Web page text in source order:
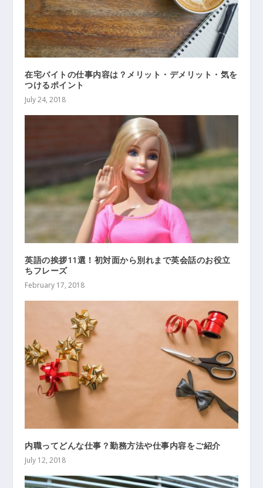
在宅バイトの仕事内容は？メリット・デメリット・気を
つけるポイント
July 24, 2018
英語の挨拶11選！初対面から別れまで英会話のお役立
ちフレーズ
February 17, 2018
内職ってどんな仕事？勤務方法や仕事内容をご紹介
July 12, 2018